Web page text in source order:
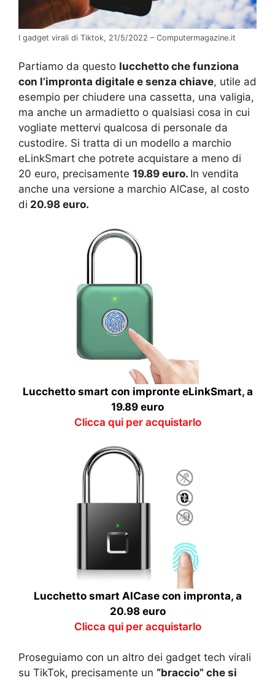
I gadget virali di Tiktok, 21/5/2022 – Computermagazine.it
Partiamo da questo lucchetto che funziona
con l’impronta digitale e senza chiave, utile ad
esempio per chiudere una cassetta, una valigia,
ma anche un armadietto o qualsiasi cosa in cui
vogliate mettervi qualcosa di personale da
custodire. Si tratta di un modello a marchio
eLinkSmart che potrete acquistare a meno di
20 euro, precisamente 19.89 euro. In vendita
anche una versione a marchio AlCase, al costo
di 20.98 euro.
Lucchetto smart con impronte eLinkSmart, a
19.89 euro
Clicca qui per acquistarlo
Lucchetto smart AlCase con impronta, a
20.98 euro
Clicca qui per acquistarlo
Proseguiamo con un altro dei gadget tech virali
su TikTok, precisamente un “braccio” che si